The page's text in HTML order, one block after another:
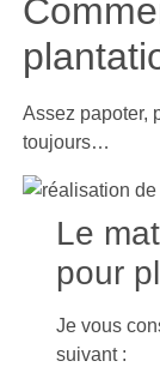
Assez papoter,
toujours…
Le
pour
Je vous
suivant :